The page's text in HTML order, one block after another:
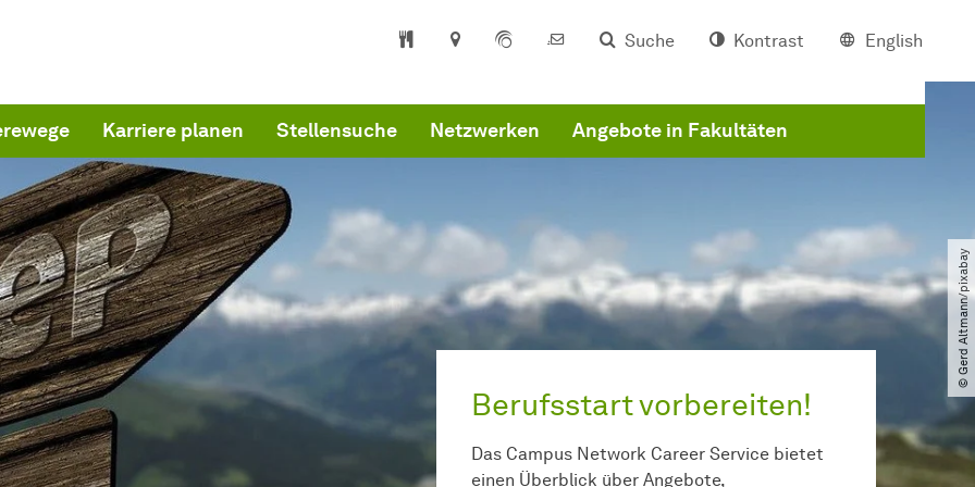
Suche Kontrast English
Karriere planen Stellensuche Netzwerken Angebote in Fakultäten
© Gerd Altmann​/​pixabay
Berufsstart vorbereiten!
Das Campus Network Career Service bietet
einen Überblick über Angebote,